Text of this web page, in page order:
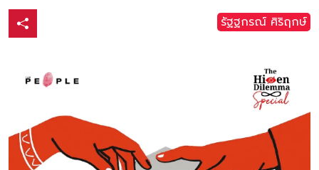
รัฐฐกรณ์ ศิริฤกษ์